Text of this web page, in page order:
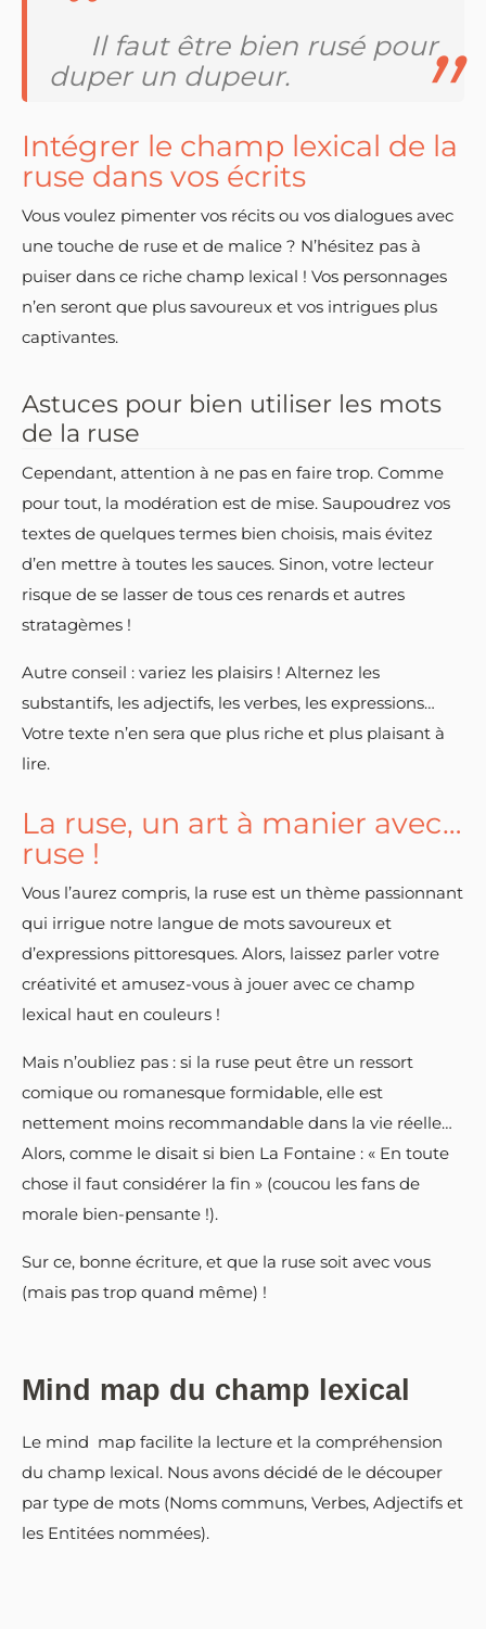
Il faut être bien rusé pour
duper un dupeur.
Intégrer le champ lexical de la
ruse dans vos écrits
Vous voulez pimenter vos récits ou vos dialogues avec
une touche de ruse et de malice ? N’hésitez pas à
puiser dans ce riche champ lexical ! Vos personnages
n’en seront que plus savoureux et vos intrigues plus
captivantes.
Astuces pour bien utiliser les mots
de la ruse
Cependant, attention à ne pas en faire trop. Comme
pour tout, la modération est de mise. Saupoudrez vos
textes de quelques termes bien choisis, mais évitez
d’en mettre à toutes les sauces. Sinon, votre lecteur
risque de se lasser de tous ces renards et autres
stratagèmes !
Autre conseil : variez les plaisirs ! Alternez les
substantifs, les adjectifs, les verbes, les expressions…
Votre texte n’en sera que plus riche et plus plaisant à
lire.
La ruse, un art à manier avec…
ruse !
Vous l’aurez compris, la ruse est un thème passionnant
qui irrigue notre langue de mots savoureux et
d’expressions pittoresques. Alors, laissez parler votre
créativité et amusez-vous à jouer avec ce champ
lexical haut en couleurs !
Mais n’oubliez pas : si la ruse peut être un ressort
comique ou romanesque formidable, elle est
nettement moins recommandable dans la vie réelle…
Alors, comme le disait si bien La Fontaine : « En toute
chose il faut considérer la fin » (coucou les fans de
morale bien-pensante !).
Sur ce, bonne écriture, et que la ruse soit avec vous
(mais pas trop quand même) !
Mind map du champ lexical
Le mind map facilite la lecture et la compréhension
du champ lexical. Nous avons décidé de le découper
par type de mots (Noms communs, Verbes, Adjectifs et
les Entitées nommées).